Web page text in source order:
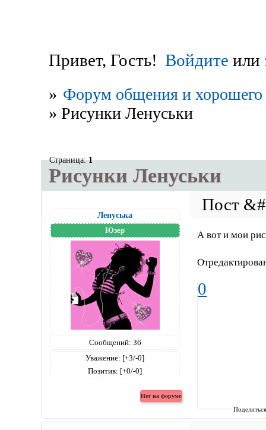
Привет, Гость! Войдите или
» Форум общения и хорошего
» Рисунки Ленуськи
Рисунки Ленуськи
Страница:1
Ленуська
Юзер
Сообщений: 36
Уважение: [+3/-0]
Позитив: [+0/-0]
А вот и мои
0